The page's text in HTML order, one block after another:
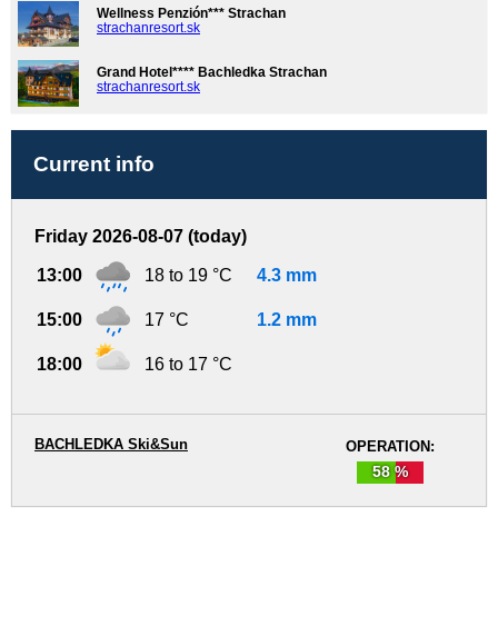
Wellness Penzión*** Strachan
strachanresort.sk
Grand Hotel**** Bachledka Strachan
strachanresort.sk
Current info
Friday 2026-08-07 (today)
13:00 18 to 19 °C 4.3 mm
15:00 17 °C 1.2 mm
18:00 16 to 17 °C
OPERATION:
58 %
BACHLEDKA Ski&Sun